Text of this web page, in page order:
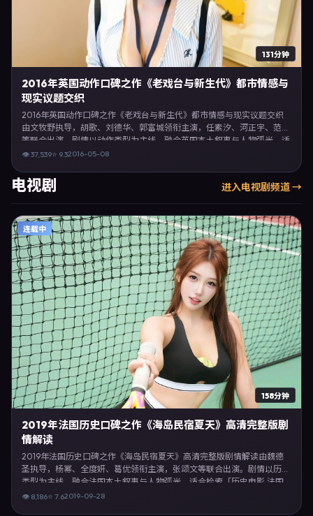
131分钟
2016年英国动作口碑之作《老戏台与新生代》都市情感与
现实议题交织
2016年英国动作口碑之作《老戏台与新生代》都市情感与现实议题交织
由文牧野执导，胡歌、刘德华、郭富城领衔主演，任素汐、河正宇、范伟
等联合出演。剧情以动作类型为主线，融合英国本土叙事与人物弧光，适
合检索「动作电影 英国 文牧野 胡歌」等关键词的观众。2016年5月8日起
配乐上强调沉浸体验，可作为片单推荐、影评长文与专题策划的引用素
材。
👁37,539⭐ 9.32016-05-08
电视剧 进入电视剧频道 →
连载中
158分钟
2019年法国历史口碑之作《海岛民宿夏天》高清完整版剧
情解读
2019年法国历史口碑之作《海岛民宿夏天》高清完整版剧情解读由魏德
圣执导，杨幂、全度妍、葛优领衔主演，张颂文等联合出演。剧情以历史
类型为主线，融合法国本土叙事与人物弧光，适合检索「历史电影 法国
魏德圣 杨幂」等关键词的观众。2019年9月28日于法国主流院线上映，随
👁 8,186⭐ 7.62019-09-28